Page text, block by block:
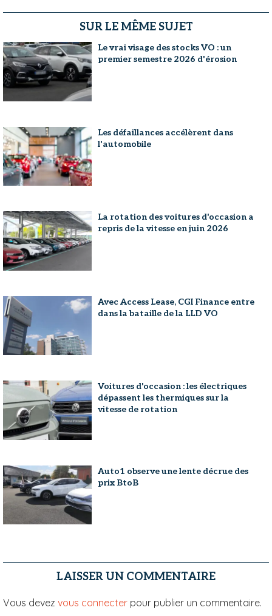
SUR LE MÊME SUJET
Le vrai visage des stocks VO : un
premier semestre 2026 d'érosion
Les défaillances accélèrent dans
l'automobile
La rotation des voitures d'occasion a
repris de la vitesse en juin 2026
Avec Access Lease, CGI Finance entre
dans la bataille de la LLD VO
Voitures d'occasion : les électriques
dépassent les thermiques sur la
vitesse de rotation
Auto1 observe une lente décrue des
prix BtoB
LAISSER UN COMMENTAIRE
Vous devez vous connecter pour publier un commentaire.